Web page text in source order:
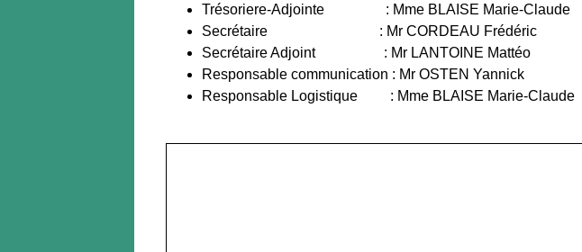
Trésoriere-Adjointe : Mme BLAISE Marie-Claude
Secrétaire : Mr CORDEAU Frédéric
Secrétaire Adjoint : Mr LANTOINE Mattéo
Responsable communication : Mr OSTEN Yannick
Responsable Logistique : Mme BLAISE Marie-Claude